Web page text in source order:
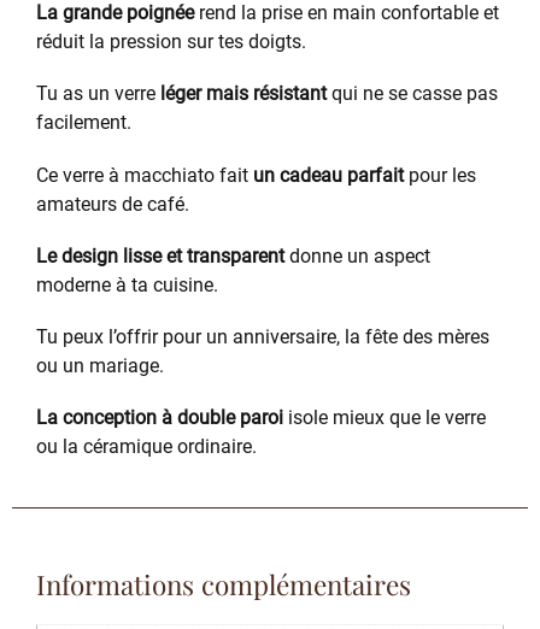
La grande poignéerend la prise en main confortable et
réduit la pression sur tes doigts.
Tu as un verre léger mais résistantqui ne se casse pas
facilement.
Ce verre à macchiato fait un cadeau parfaitpour les
amateurs de café.
Le design lisse et transparentdonne un aspect
moderne à ta cuisine.
Tu peux l’offrir pour un anniversaire, la fête des mères
ou un mariage.
La conception à double paroi isole mieux que le verre
ou la céramique ordinaire.
Informations complémentaires